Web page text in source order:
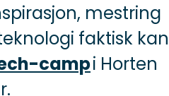
mestring
faktisk kan
campi Horten